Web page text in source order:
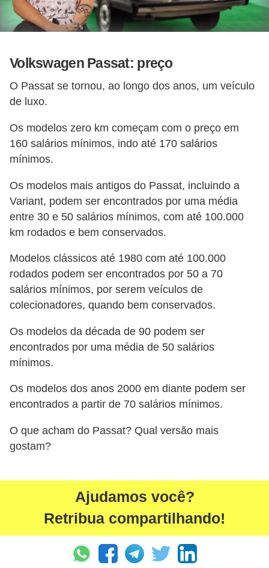
Volkswagen Passat: preço
O Passat se tornou, ao longo dos anos, um veículo
de luxo.
Os modelos zero km começam com o preço em
160 salários mínimos, indo até 170 salários
mínimos.
Os modelos mais antigos do Passat, incluindo a
Variant, podem ser encontrados por uma média
entre 30 e 50 salários mínimos, com até 100.000
km rodados e bem conservados.
Modelos clássicos até 1980 com até 100.000
rodados podem ser encontrados por 50 a 70
salários mínimos, por serem veículos de
colecionadores, quando bem conservados.
Os modelos da década de 90 podem ser
encontrados por uma média de 50 salários
mínimos.
Os modelos dos anos 2000 em diante podem ser
encontrados a partir de 70 salários mínimos.
O que acham do Passat? Qual versão mais
gostam?
Ajudamos você?
Retribua compartilhando!